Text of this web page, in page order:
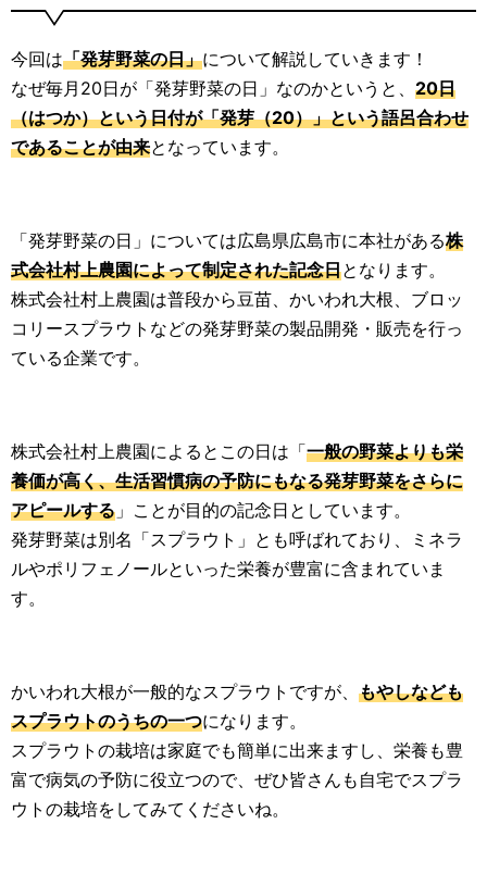
今回は「発芽野菜の日」について解説していきます！
なぜ毎月20日が「発芽野菜の日」なのかというと、 20日
（はつか）という日付が「発芽（20）」という語呂合わせ
であることが由来となっています。
「発芽野菜の日」については広島県広島市に本社がある株
式会社村上農園によって制定された記念日となります。
株式会社村上農園は普段から豆苗、かいわれ大根、ブロッ
コリースプラウトなどの発芽野菜の製品開発・販売を行っ
ている企業です。
株式会社村上農園によるとこの日は「一般の野菜よりも栄
養価が高く、生活習慣病の予防にもなる発芽野菜をさらに
アピールする 」ことが目的の記念日としています。
発芽野菜は別名「スプラウト」とも呼ばれており、ミネラ
ルやポリフェノールといった栄養が豊富に含まれていま
す。
かいわれ大根が一般的なスプラウトですが、 もやしなども
スプラウトのうちの一つになります。
スプラウトの栽培は家庭でも簡単に出来ますし、栄養も豊
富で病気の予防に役立つので、ぜひ皆さんも自宅でスプラ
ウトの栽培をしてみてくださいね。